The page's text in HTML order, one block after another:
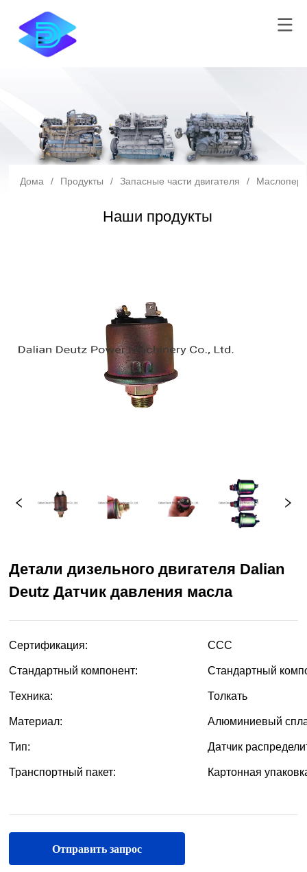
Дома / Продукты / Запасные части двигателя /
Наши продукты
Детали дизельного двигателя Dalian
Deutz Датчик давления масла
Отправить запрос